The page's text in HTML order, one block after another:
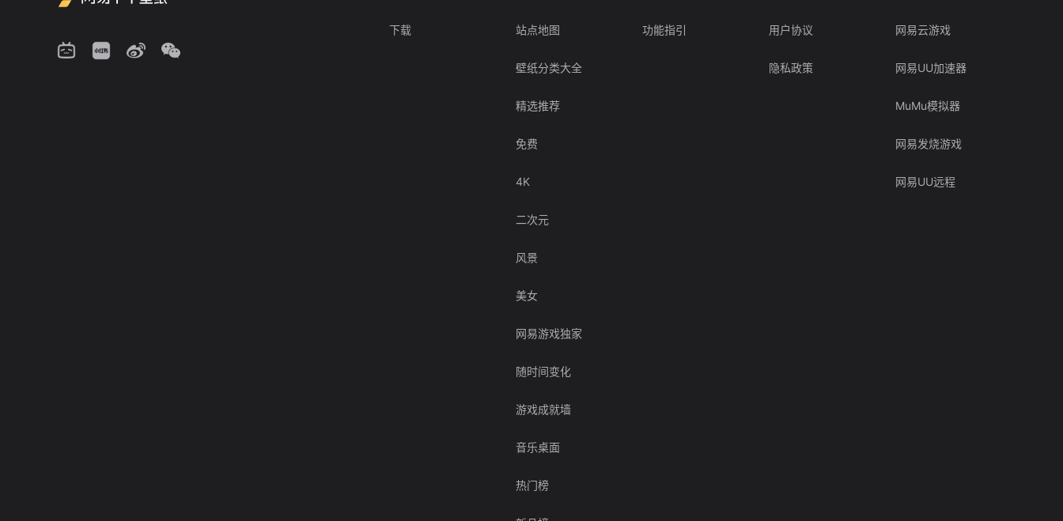
下载 站点地图
壁纸分类大全
精选推荐
免费
4K
二次元
风景
美女
网易游戏独家
随时间变化
游戏成就墙
音乐桌面
热门榜
功能指引 用户协议
隐私政策
网易云游戏
网易UU加速器
MuMu模拟器
网易发烧游戏
网易UU远程